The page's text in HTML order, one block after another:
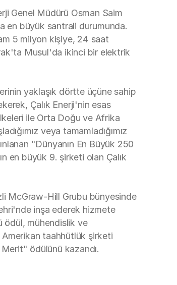
Genel Müdürü Osman Saim
en büyük santrali durumunda.
5 milyon kişiye, 24 saat
Musul'da ikinci bir elektrik
yaklaşık dörtte üçüne sahip
Çalık Enerji'nin esas
ile Orta Doğu ve Afrika
veya tamamladığımız
"Dünyanın En Büyük 250
en büyük 9. şirketi olan Çalık
McGraw-Hill Grubu bünyesinde
inşa ederek hizmete
ödül, mühendislik ve
taahhütlük şirketi
ödülünü kazandı.